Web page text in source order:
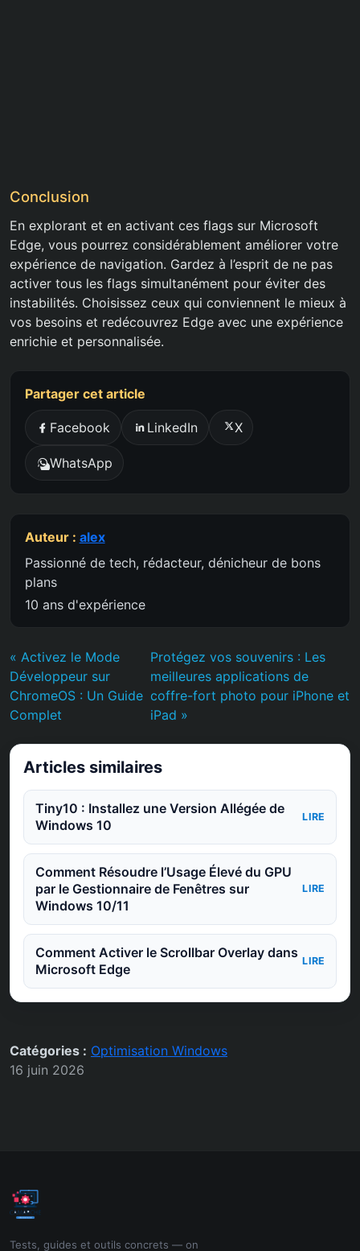
Conclusion
En explorant et en activant ces flags sur Microsoft
Edge, vous pourrez considérablement améliorer votre
expérience de navigation. Gardez à l’esprit de ne pas
activer tous les flags simultanément pour éviter des
instabilités. Choisissez ceux qui conviennent le mieux à
vos besoins et redécouvrez Edge avec une expérience
enrichie et personnalisée.
Partager cet article
Facebook LinkedIn X
WhatsApp
Auteur : alex
Passionné de tech, rédacteur, dénicheur de bons
plans
10 ans d'expérience
« Activez le Mode
Développeur sur
ChromeOS : Un Guide
Complet
Protégez vos souvenirs : Les
meilleures applications de
coffre-fort photo pour iPhone et
iPad »
Articles similaires
Tiny10 : Installez une Version Allégée de
Windows 10
LIRE
Comment Résoudre l’Usage Élevé du GPU
par le Gestionnaire de Fenêtres sur
Windows 10/11
LIRE
Comment Activer le Scrollbar Overlay dans
Microsoft Edge
LIRE
Catégories : Optimisation Windows
16 juin 2026
Tests, guides et outils concrets — on